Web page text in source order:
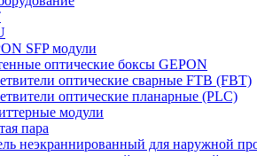
SFP модули
оптические боксы GEPON
оптические сварные FTB (FBT)
оптические планарные (PLC)
модули
пара
неэкраннированный для наружной